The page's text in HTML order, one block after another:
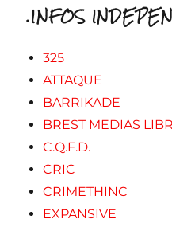
.INFOS
325
ATTAQUE
BARRIKADE
BREST MEDIAS
C.Q.F.D.
CRIC
CRIMETHINC
EXPANSIVE